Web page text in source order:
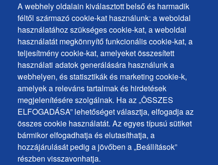
A webhely oldalain kiválasztott belső és harmadik
féltől származó cookie-kat használunk: a weboldal
használatához szükséges cookie-kat, a weboldal
használatát megkönnyítő funkcionális cookie-kat, a
teljesítmény cookie-kat, amelyeket összesített
használati adatok generálására használunk a
webhelyen, és statisztikák és marketing cookie-k,
amelyek a releváns tartalmak és hirdetések
megjelenítésére szolgálnak. Ha az „ÖSSZES
ELFOGADÁSA” lehetőséget választja, elfogadja az
összes cookie használatát. Az egyes típusú sütiket
bármikor elfogadhatja és elutasíthatja, a
hozzájárulását pedig a jövőben a „Beállítások”
részben visszavonhatja.
Footer
MENU
Elérhetőségek
Oldaltérkép
Hírek a városból
Footer
Cookies
+
ochrana
osobných
udajov
Hozzáférhetőségi nyilatkozat
Gyakran ismételt kérdések
Személyes adatok védelme
Sütik használata
Sütik beállítások
Javaslatok és visszajelzések